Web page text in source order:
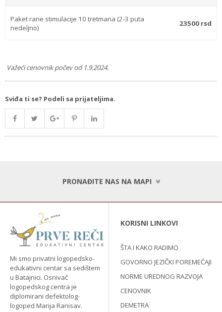
Paket rane stimulacije 10 tretmana (2-3 puta
nedeljno)
23500 rsd
Važeći cenovnik počev od 1.9.2024.
Sviđa ti se? Podeli sa prijateljima.
PRONAĐITE NAS NA MAPI
Mi smo privatni logopedsko-
edukativni centar sa sedištem
u Batajnici. Osnivač
logopedskog centra je
diplomirani defektolog-
logoped Marija Ranisav.
KORISNI LINKOVI
ŠTA I KAKO RADIMO
GOVORNO JEZIČKI POREMEĆAJI
NORME UREDNOG RAZVOJA
CENOVNIK
DEMETRA